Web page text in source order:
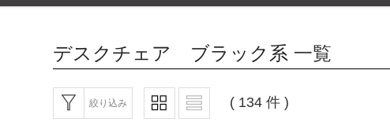
デスクチェア ブラック系 一覧
絞り込み ( 134 件 )